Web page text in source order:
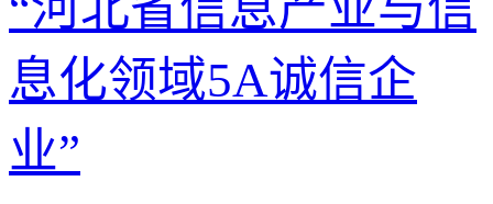
息化领域5A诚信企
业”